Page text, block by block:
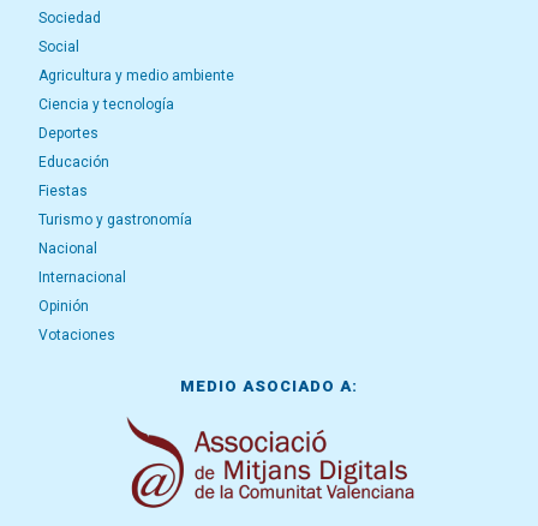
Sociedad
Social
Agricultura y medio ambiente
Ciencia y tecnología
Deportes
Educación
Fiestas
Turismo y gastronomía
Nacional
Internacional
Opinión
Votaciones
MEDIO ASOCIADO A: